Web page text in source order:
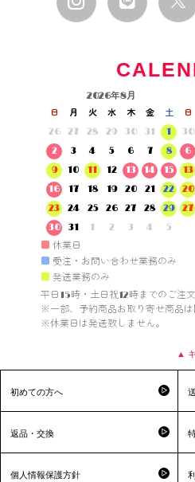
2026年8月
日 月 火 水 木 金
土
26
27 28 29 30 31
1
2
3 4 5 6 7
8
9
10 11 12 13 14
15
16
17 18 19 20 21
22
23
24 25 26 27 28
29
30
31 1 2 3 4 5
日
30
6
13
20
27
■ 休業日
■ 受注・お問い合わせ業務のみ
■ 発送業務のみ
平日15時・土日祝12時までのご注
※一部、予約商品お取り寄せ商品は
※休業日は発送致しません。
▲
初めての方へ
返品・交換
個人情報保護方針